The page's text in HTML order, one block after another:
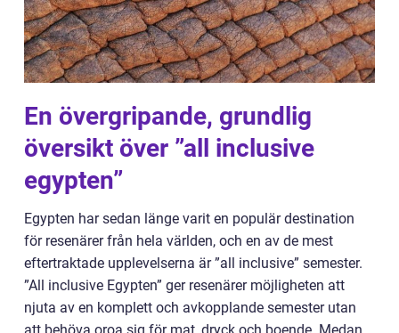
En övergripande, grundlig
översikt över ”all inclusive
egypten”
Egypten har sedan länge varit en populär destination
för resenärer från hela världen, och en av de mest
eftertraktade upplevelserna är ”all inclusive” semester.
”All inclusive Egypten” ger resenärer möjligheten att
njuta av en komplett och avkopplande semester utan